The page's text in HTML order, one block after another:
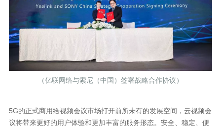
（亿联网络与索尼（中国）签署战略合作协议）
5G的正式商用给视频会议市场打开前所未有的发展空间，云视频会
议将带来更好的用户体验和更加丰富的服务形态。安全、稳定、便